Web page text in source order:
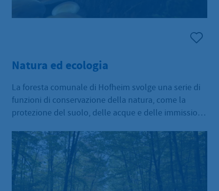
Natura ed ecologia
La foresta comunale di Hofheim svolge una serie di
funzioni di conservazione della natura, come la
protezione del suolo, delle acque e delle immissioni,